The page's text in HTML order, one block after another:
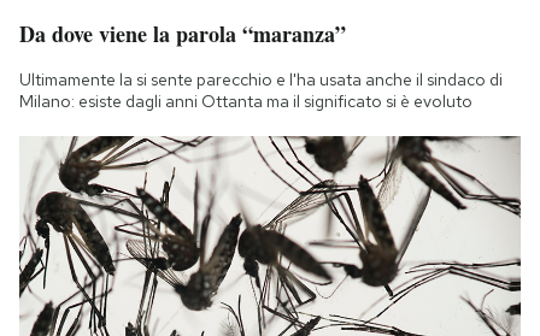
Da dove viene la parola “maranza”
Ultimamente la si sente parecchio e l'ha usata anche il sindaco di
Milano: esiste dagli anni Ottanta ma il significato si è evoluto